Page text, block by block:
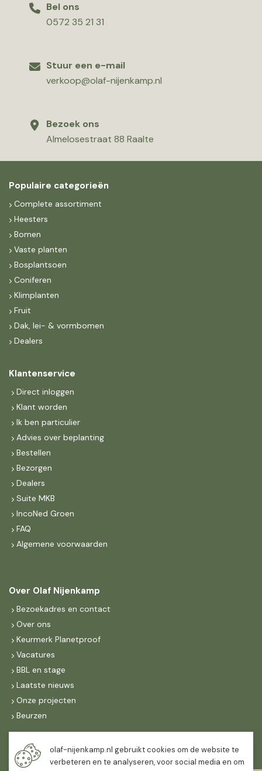
Bel ons
0572 35 21 31
Stuur een e-mail
verkoop@olaf-nijenkamp.nl
Bezoek ons
Almelosestraat 88 Raalte
Populaire categorieën
Complete assortiment
Heesters
Bomen
Vaste planten
Bosplantsoen
Coniferen
Klimplanten
Fruit
Dak, lei- & vormbomen
Dealers
Klantenservice
Direct inloggen
Klant worden
Ik ben particulier
Advies over beplanting
Bestellen
Bezorgen
Dealers
Suite MKB
IncoNed Groen
FAQ
Algemene voorwaarden
Over Olaf Nijenkamp
Bezoekadres en contact
Over ons
Keurmerk Planetproof
Vacatures
BBL en stage
Laatste nieuws
Onze projecten
Beurzen
Maandag t/m vrijdag
07:30- 16:30
olaf-nijenkamp.nl gebruikt cookies om de website te
verbeteren en te analyseren, voor social media en om